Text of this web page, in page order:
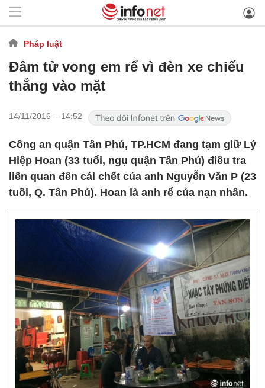
Pháp luật
Đâm tử vong em rể vì đèn xe chiếu
thẳng vào mặt
14/11/2016 - 14:52
Công an quận Tân Phú, TP.HCM đang tạm giữ Lý
Hiệp Hoan (33 tuổi, ngụ quận Tân Phú) điều tra
liên quan đến cái chết của anh Nguyễn Văn P (23
tuồi, Q. Tân Phú). Hoan là anh rể của nạn nhân.